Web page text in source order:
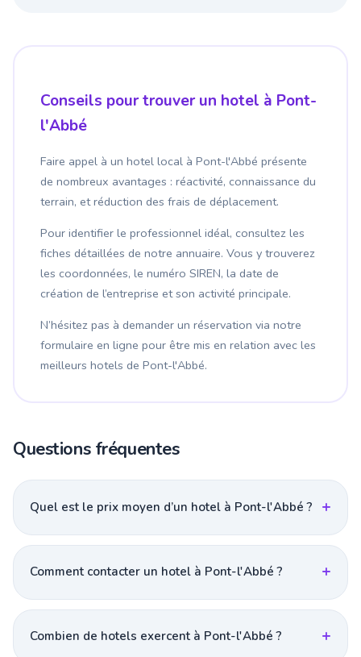
Conseils pour trouver un hotel à Pont-
l'Abbé
Faire appel à un hotel local à Pont-l'Abbé présente
de nombreux avantages : réactivité, connaissance du
terrain, et réduction des frais de déplacement.
Pour identifier le professionnel idéal, consultez les
fiches détaillées de notre annuaire. Vous y trouverez
les coordonnées, le numéro SIREN, la date de
création de l’entreprise et son activité principale.
N’hésitez pas à demander un réservation via notre
formulaire en ligne pour être mis en relation avec les
meilleurs hotels de Pont-l'Abbé.
Questions fréquentes
Quel est le prix moyen d’un hotel à Pont-l'Abbé ?
Comment contacter un hotel à Pont-l'Abbé ?
Combien de hotels exercent à Pont-l'Abbé ?